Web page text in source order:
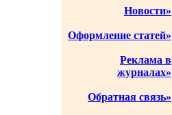
Новости»
Оформление статей»
Реклама в
журналах»
Обратная связь»